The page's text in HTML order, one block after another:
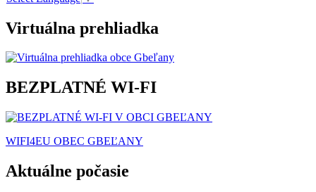
Virtuálna prehliadka
BEZPLATNÉ WI-FI
WIFI4EU OBEC GBEĽANY
Aktuálne počasie